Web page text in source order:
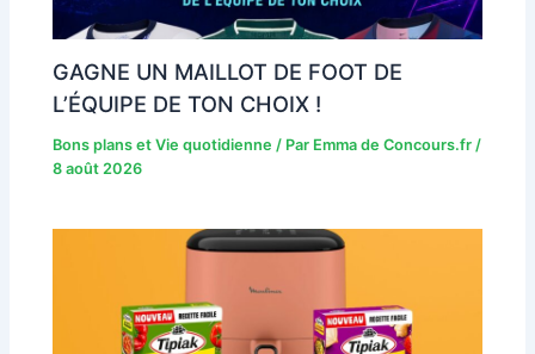
GAGNE UN MAILLOT DE FOOT DE
L’ÉQUIPE DE TON CHOIX !
Bons plans et Vie quotidienne / Par Emma de Concours.fr/
8 août 2026